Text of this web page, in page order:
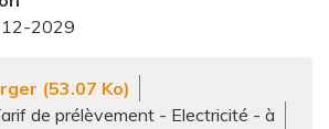
2029
(53.07 Ko)
de prélèvement - Electricité - à